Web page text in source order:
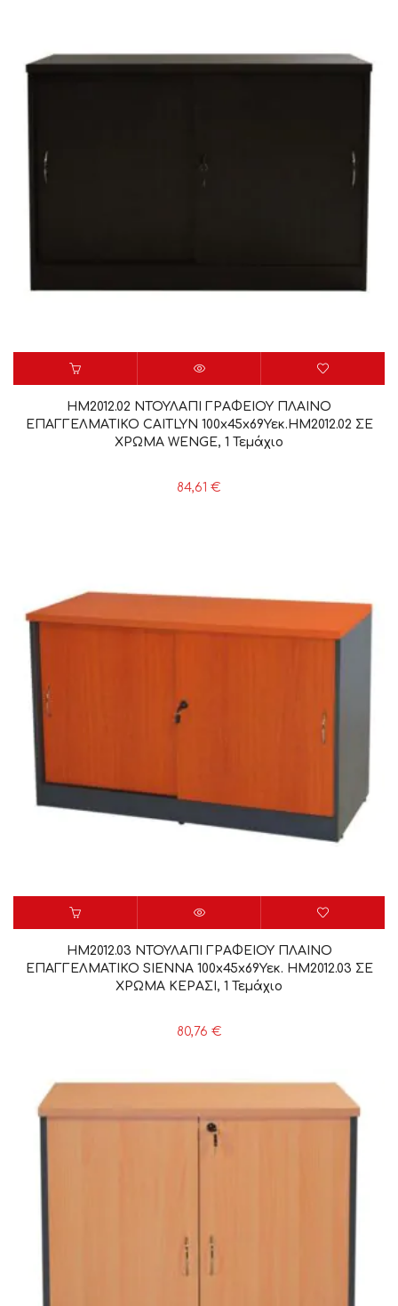
HM2012.02 ΝΤΟΥΛΑΠΙ ΓΡΑΦΕΙΟΥ ΠΛΑΙΝΟ
ΕΠΑΓΓΕΛΜΑΤΙΚΟ CAITLYN 100x45x69Υεκ.HM2012.02 ΣΕ
ΧΡΩΜΑ WENGE, 1 Τεμάχιο
84,61 €
HM2012.03 ΝΤΟΥΛΑΠΙ ΓΡΑΦΕΙΟΥ ΠΛΑΙΝΟ
ΕΠΑΓΓΕΛΜΑΤΙΚΟ SIENNA 100x45x69Υεκ. HM2012.03 ΣΕ
ΧΡΩΜΑ ΚΕΡΑΣΙ, 1 Τεμάχιο
80,76 €